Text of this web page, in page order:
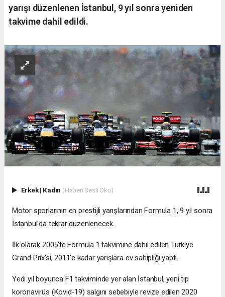
yarışı düzenlenen İstanbul, 9 yıl sonra yeniden
takvime dahil edildi.
Erkek| Kadın (Haberi Sesli Oku)
Motor sporlarının en prestijli yarışlarından Formula 1, 9 yıl sonra
İstanbul'da tekrar düzenlenecek.
İlk olarak 2005'te Formula 1 takvimine dahil edilen Türkiye
Grand Prix'si, 2011'e kadar yarışlara ev sahipliği yaptı.
Yedi yıl boyunca F1 takviminde yer alan İstanbul, yeni tip
koronavirüs (Kovid-19) salgını sebebiyle revize edilen 2020